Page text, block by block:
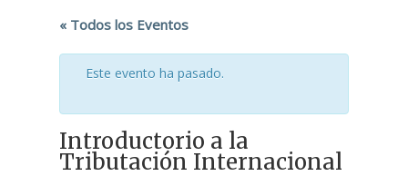
« Todos los Eventos
Este evento ha pasado.
Introductorio a la
Tributación Internacional